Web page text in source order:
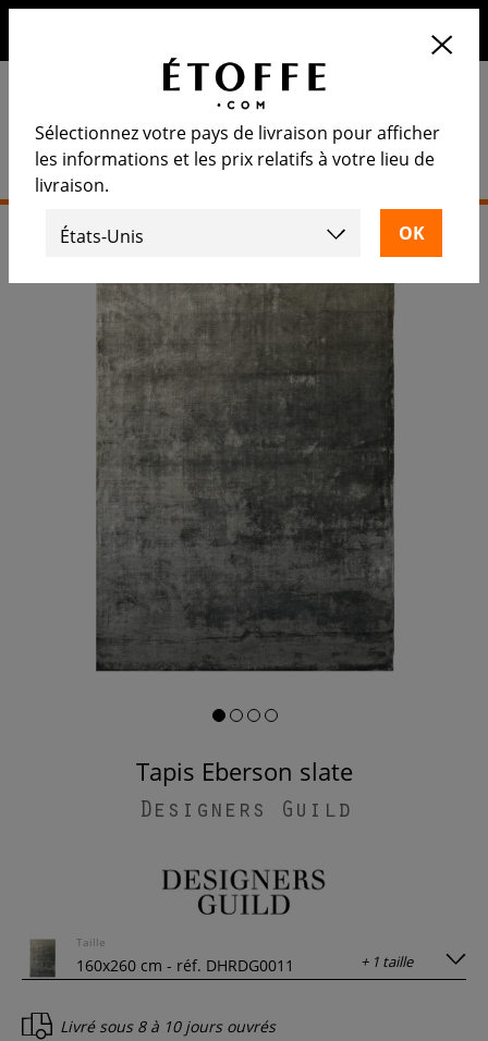
Tapis Eberson slate
Designers Guild
+ 1 taille
Taille
Livré sous 8 à 10 jours ouvrés
Sélectionnez votre pays de livraison pour afficher
les informations et les prix relatifs à votre lieu de
livraison.